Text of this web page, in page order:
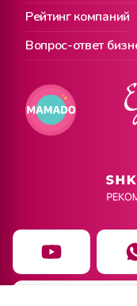
Рейтинг компаний
Вопрос-ответ